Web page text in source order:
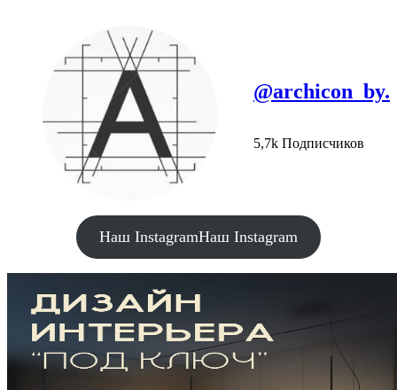
@archicon_by.
5,7k Подписчиков
Наш InstagramНаш Instagram